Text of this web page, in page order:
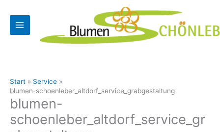
Inhalt
springen
Start
Service
blumen-schoenleber_altdorf_service_grabgestaltung
blumen-
schoenleber_altdorf_service_gr